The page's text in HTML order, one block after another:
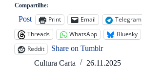
Compartilhe:
Post Print Email
Telegram
Threads
WhatsApp
Bluesky
Reddit
Share on Tumblr
Cultura Carta
26.11.2025